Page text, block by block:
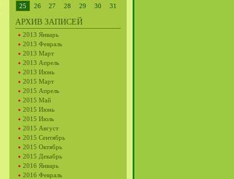
25
26 27 28 29 30 31
АРХИВ ЗАПИСЕЙ
2013 Январь
2013 Февраль
2013 Март
2013 Апрель
2013 Июнь
2015 Март
2015 Апрель
2015 Май
2015 Июнь
2015 Июль
2015 Август
2015 Сентябрь
2015 Октябрь
2015 Декабрь
2016 Январь
2016 Февраль